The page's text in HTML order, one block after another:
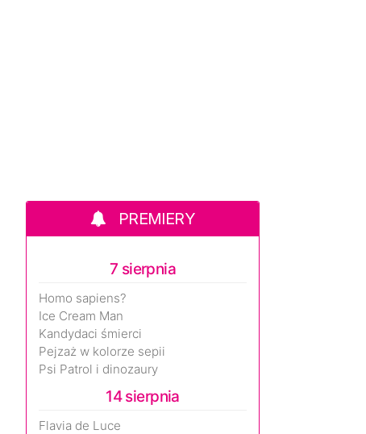
PREMIERY
7 sierpnia
Homo sapiens?
Ice Cream Man
Kandydaci śmierci
Pejzaż w kolorze sepii
Psi Patrol i dinozaury
14 sierpnia
Flavia de Luce